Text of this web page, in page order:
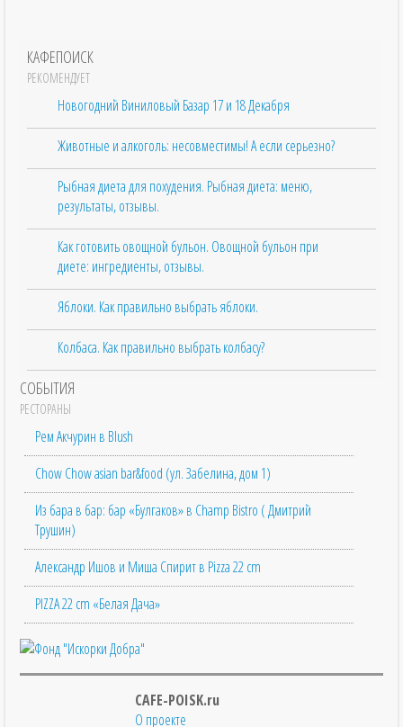
КАФЕПОИСК
РЕКОМЕНДУЕТ
Новогодний Виниловый Базар 17 и 18 Декабря
Животные и алкоголь: несовместимы! А если серьезно?
Рыбная диета для похудения. Рыбная диета: меню,
результаты, отзывы.
Как готовить овощной бульон. Овощной бульон при
диете: ингредиенты, отзывы.
Яблоки. Как правильно выбрать яблоки.
Колбаса. Как правильно выбрать колбасу?
СОБЫТИЯ
РЕСТОРАНЫ
Рем Акчурин в Blush
Chow Chow asian bar&food (ул. Забелина, дом 1)
Из бара в бар: бар «Булгаков» в Champ Bistro ( Дмитрий
Трушин)
Александр Ишов и Миша Спирит в Pizza 22 cm
PIZZA 22 cm «Белая Дача»
CAFE-POISK.ru
О проекте